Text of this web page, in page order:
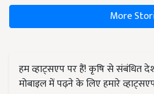
More
हम व्हाट्सएप पर हैं! कृषि से संबंधित
मोबाइल में पढ़ने के लिए हमारे